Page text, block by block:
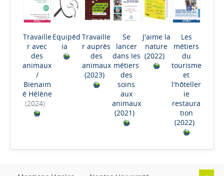
Travaille
r avec
des
animaux
/
Bienaim
é Hélène
(2024)
Equipéd
ia
Travaille
r auprès
des
animaux
(2023)
Se
lancer
dans les
métiers
des
soins
aux
animaux
(2021)
J'aime la
nature
(2022)
Les
métiers
du
tourisme
et
l'hôteller
ie
restaura
tion
(2022)